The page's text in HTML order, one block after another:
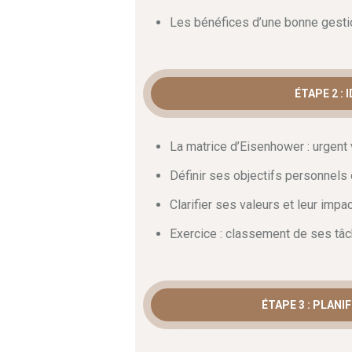
Gérer les
détaille comment limiter les
des techniques de concentration
rendement.Ainsi, vous saurez
Un plan d’action
Changer ses habitudes demande un
et mises en situation réelles. En
d’action concret et durable, tout en
Les bénéfices d’une bonne
ÉTAPE 2 :
La matrice d’Eisenhower :
Définir ses objectifs
Clarifier ses valeurs et leur
Exercice : classement de ses
ÉTAPE 3 :